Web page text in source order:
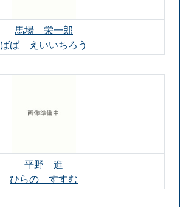
馬場 栄一郎
ばば えいいちろう
平野 進
ひらの すすむ